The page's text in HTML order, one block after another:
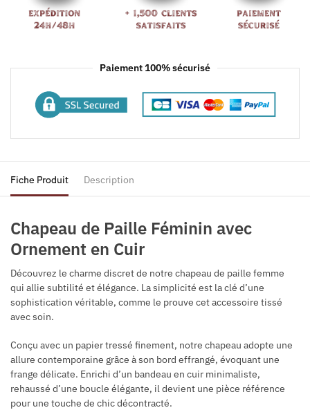
Paiement 100% sécurisé
Fiche Produit Description
Chapeau de Paille Féminin avec
Ornement en Cuir
Découvrez le charme discret de notre chapeau de paille femme
qui allie subtilité et élégance. La simplicité est la clé d’une
sophistication véritable, comme le prouve cet accessoire tissé
avec soin.
Conçu avec un papier tressé finement, notre chapeau adopte une
allure contemporaine grâce à son bord effrangé, évoquant une
frange délicate. Enrichi d’un bandeau en cuir minimaliste,
rehaussé d’une boucle élégante, il devient une pièce référence
pour une touche de chic décontracté.